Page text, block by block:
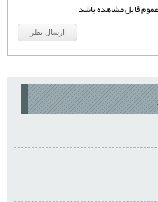
قابل مشاهده باشد